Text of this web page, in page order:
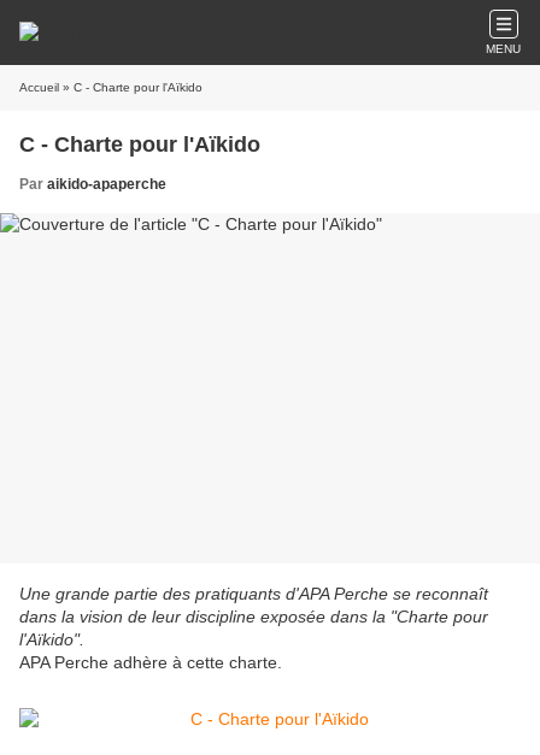
MENU
Accueil » C - Charte pour l'Aïkido
C - Charte pour l'Aïkido
Par aikido-apaperche
Une grande partie des pratiquants d'APA Perche se reconnaît
dans la vision de leur discipline exposée dans la "Charte pour
l'Aïkido".
APA Perche adhère à cette charte.